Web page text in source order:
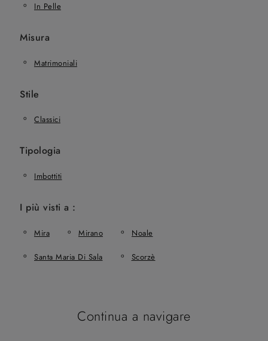
In Pelle
Misura
Matrimoniali
Stile
Classici
Tipologia
Imbottiti
I più visti a :
Mira Mirano Noale
Santa Maria Di Sala Scorzè
Continua a navigare